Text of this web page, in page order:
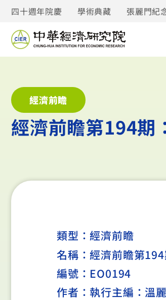
四十週年院慶 學術典藏 張麗門紀
經濟前瞻
經濟前瞻第194期
類型：經濟前瞻
名稱：經濟前瞻第
編號：EO0194
作者：執行主編：溫